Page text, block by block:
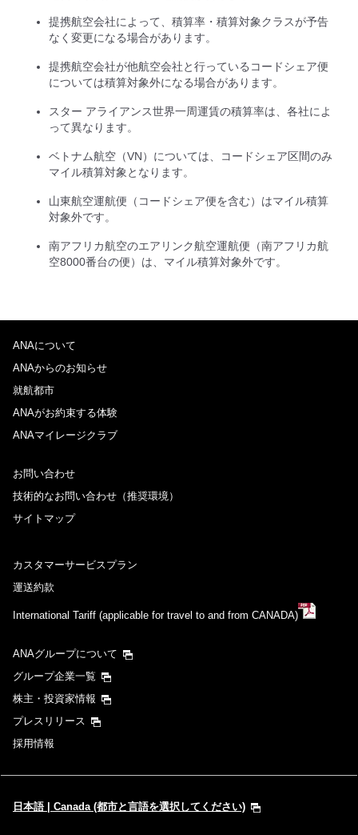
提携航空会社によって、積算率・積算対象クラスが予告
なく変更になる場合があります。
提携航空会社が他航空会社と行っているコードシェア便
については積算対象外になる場合があります。
スター アライアンス世界一周運賃の積算率は、各社によ
って異なります。
ベトナム航空（VN）については、コードシェア区間のみ
マイル積算対象となります。
山東航空運航便（コードシェア便を含む）はマイル積算
対象外です。
南アフリカ航空のエアリンク航空運航便（南アフリカ航
空8000番台の便）は、マイル積算対象外です。
ANAについて
ANAからのお知らせ
就航都市
ANAがお約束する体験
ANAマイレージクラブ
お問い合わせ
技術的なお問い合わせ（推奨環境）
サイトマップ
カスタマーサービスプラン
運送約款
International Tariff (applicable for travel to and from CANADA)
ANAグループについて
グループ企業一覧
株主・投資家情報
プレスリリース
採用情報
日本語 | Canada (都市と言語を選択してください)